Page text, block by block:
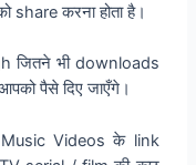
करना होता है।
जितने भी downloads
पैसे दिए जाएँगे।
Videos के link